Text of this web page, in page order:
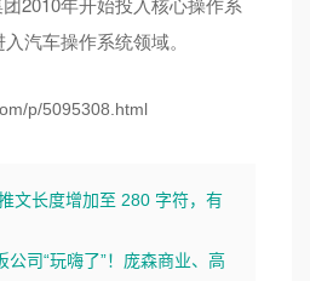
汽车操作系统领域。
p/5095308.html
文长度增加至 280 字符，有
公司“玩嗨了”！庞森商业、高